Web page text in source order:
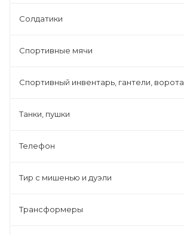
Солдатики
Спортивные мячи
Спортивный инвентарь, гантели, ворота
Танки, пушки
Телефон
Тир с мишенью и дуэли
Трансформеры